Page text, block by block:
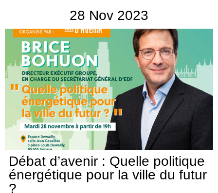
28 Nov 2023
Débat d’avenir : Quelle politique
énergétique pour la ville du futur
?